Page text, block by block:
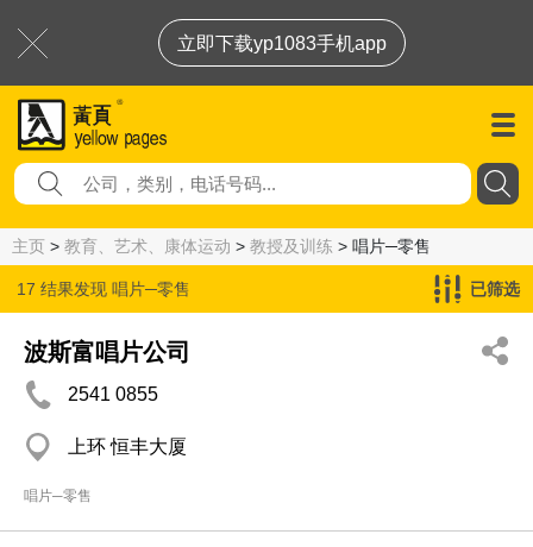
立即下载yp1083手机app
主页 > 教育、艺术、康体运动 > 教授及训练 > 唱片─零售
17 结果发现 唱片─零售 已筛选
波斯富唱片公司
2541 0855
上环 恒丰大厦
唱片─零售